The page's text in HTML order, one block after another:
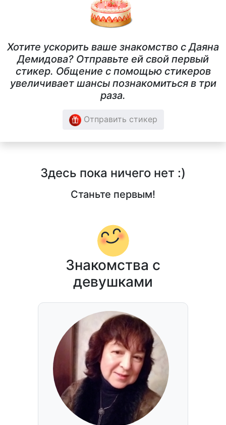
Хотите ускорить ваше знакомство с Даяна
Демидова? Отправьте ей свой первый
стикер. Общение с помощью стикеров
увеличивает шансы познакомиться в три
раза.
Отправить стикер
Здесь пока ничего нет :)
Станьте первым!
Знакомства с
девушками